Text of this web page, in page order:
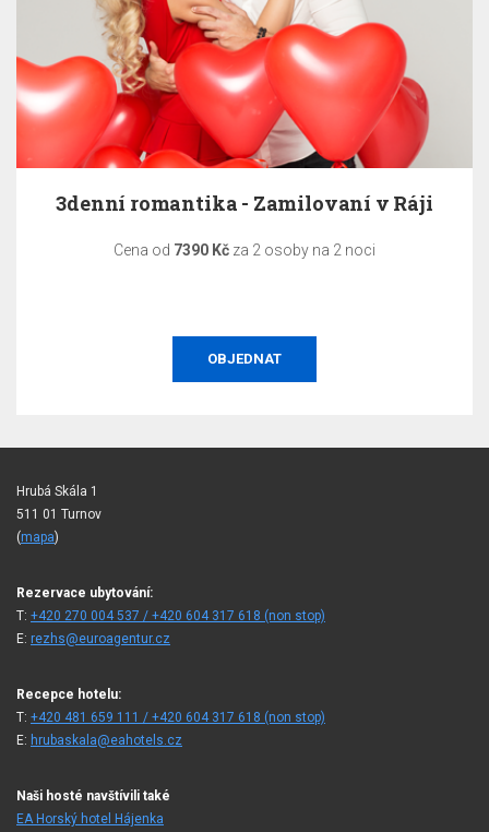
3denní romantika - Zamilovaní v Ráji
Cena od 7390 Kč za 2 osoby na 2 noci
OBJEDNAT
Hrubá Skála 1
511 01 Turnov
(mapa)
Rezervace ubytování:
T: +420 270 004 537 / +420 604 317 618 (non stop)
E: rezhs@euroagentur.cz
Recepce hotelu:
T: +420 481 659 111 / +420 604 317 618 (non stop)
E: hrubaskala@eahotels.cz
Naši hosté navštívili také
EA Horský hotel Hájenka